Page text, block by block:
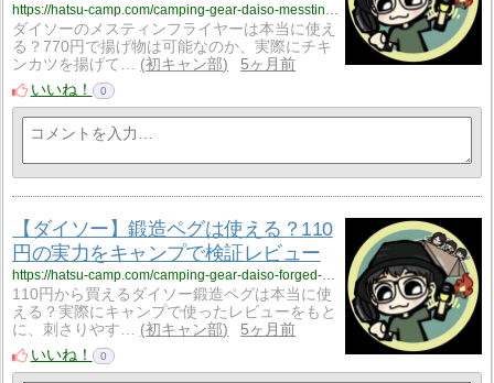
https://hatsu-camp.com/camping-gear-daiso-messtin-fryer-3
ダイソーのメスティンフライヤーは本当に使え
る？770円で揚げ物は可能なのか、実際にチキ
ンカツを揚げて…
初キャン部
5ヶ月前
いいね！
0
【ダイソー】鍛造ペグは使える？110
円の実力をキャンプで検証レビュー
https://hatsu-camp.com/camping-gear-daiso-forged-peg
110円から買えるダイソー鍛造ペグは本当に使
える？実際にキャンプで使ったレビューをもと
に、刺さりやす…
初キャン部
5ヶ月前
いいね！
0